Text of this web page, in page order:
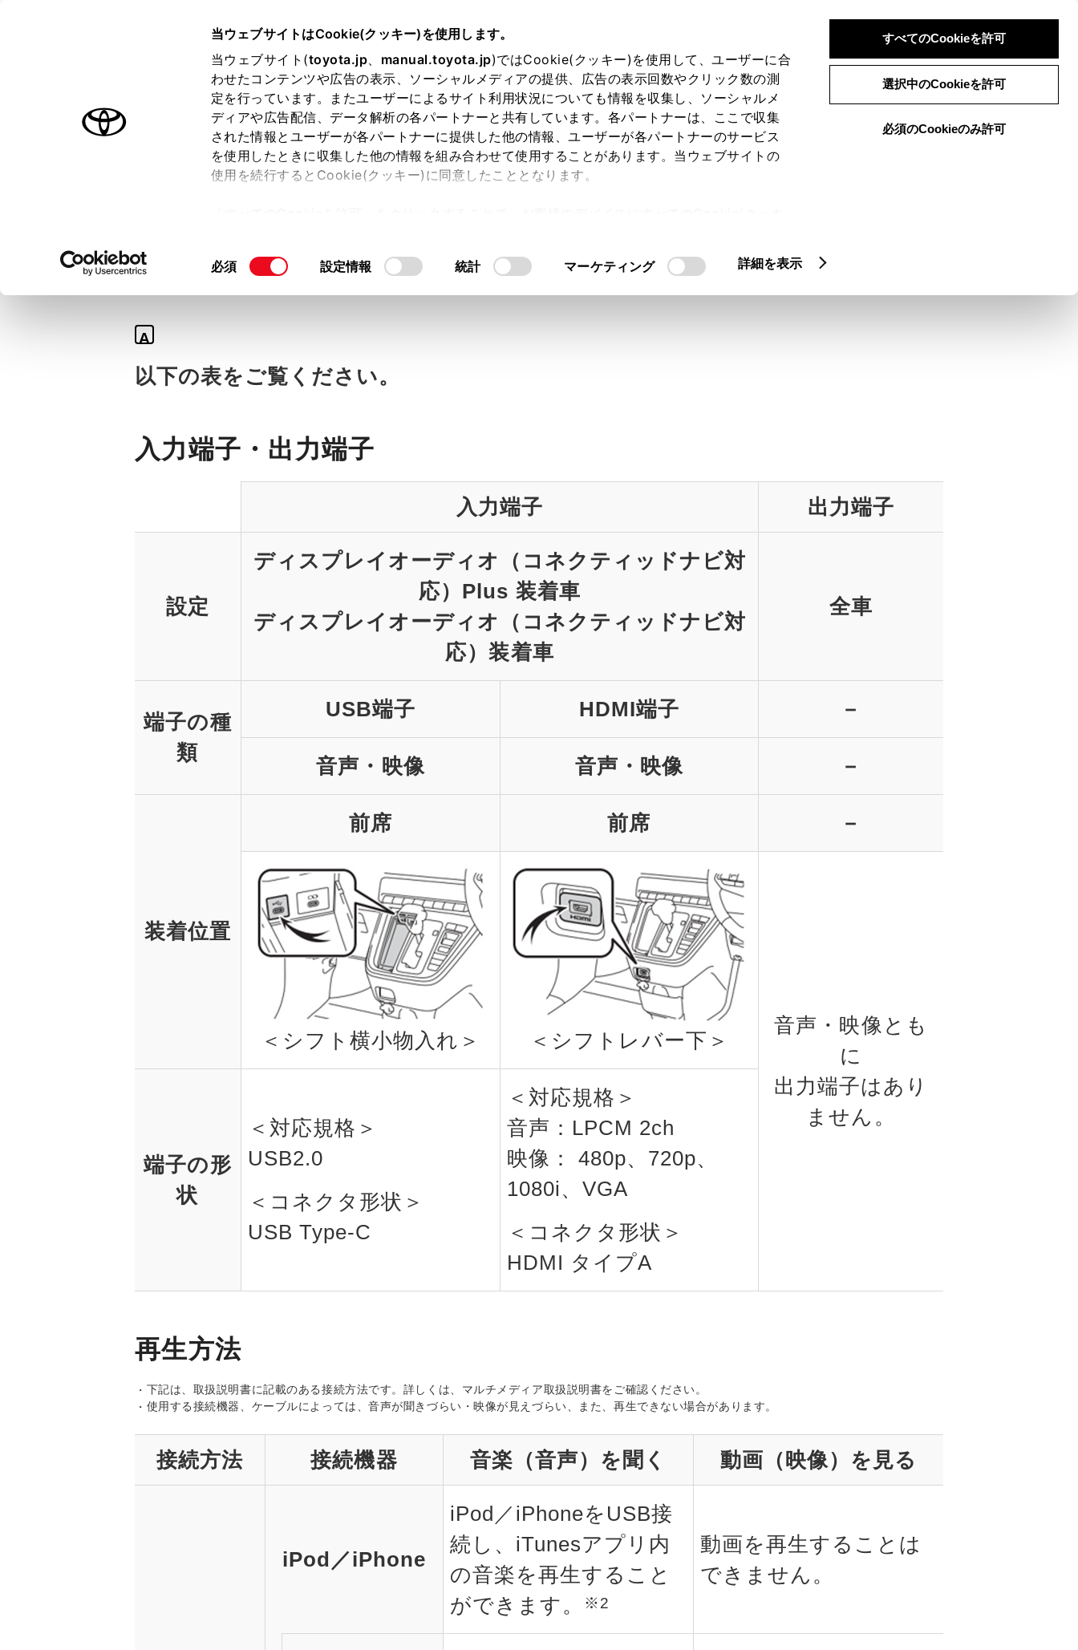
当ウェブサイトはCookie(クッキー)を使用します。
当ウェブサイト(toyota.jp、 manual.toyota.jp)ではCookie(クッキー)を使用して、ユーザーに合
わせたコンテンツや広告の表示、ソーシャルメディアの提供、広告の表示回数やクリック数の測
定を行っています。またユーザーによるサイト利用状況についても情報を収集し、ソーシャルメ
ディアや広告配信、データ解析の各パートナーと共有しています。各パートナーは、ここで収集
された情報とユーザーが各パートナーに提供した他の情報、ユーザーが各パートナーのサービス
を使用したときに収集した他の情報を組み合わせて使用することがあります。当ウェブサイトの
使用を続行するとCookie(クッキー)に同意したこととなります。
て」をご覧ください。
同
必須 設定情報 統計 マーケティング 詳細を表示
すべてのCookieを許可
選択中のCookieを許可
必須のCookieのみ許可
ログイン 検索 メニュー
オーナーサポート トピックス
か？外部機器やUSBメモリー等の音楽・動画を再生できますか？
A
以下の表をご覧ください。
入力端子・出力端子
入力端子 出力端子
設定
ディスプレイオーディオ（コネクティッドナビ対
応）Plus 装着車
ディスプレイオーディオ（コネクティッドナビ対
応）装着車
全車
端子の種
類
USB端子 HDMI端子 －
音声・映像 音声・映像 －
装着位置
前席 前席 －
＜シフト横小物入れ＞ ＜シフトレバー下＞
音声・映像とも
に
出力端子はあり
ません。
端子の形
状
＜対応規格＞
USB2.0
＜コネクタ形状＞
USB Type-C
＜対応規格＞
音声：LPCM 2ch
映像： 480p、720p、
1080i、VGA
＜コネクタ形状＞
HDMI タイプA
再生方法
下記は、取扱説明書に記載のある接続方法です。詳しくは、マルチメディア取扱説明書をご確認ください。
使用する接続機器、ケーブルによっては、音声が聞きづらい・映像が見えづらい、また、再生できない場合があります。
接続方法 接続機器 音楽（音声）を聞く 動画（映像）を見る
iPod／iPhone
iPod／iPhoneをUSB接
続し、iTunesアプリ内
の音楽を再生すること
ができます。
※2
動画を再生することは
できません。